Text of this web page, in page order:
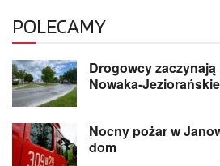
POLECAMY
Drogowcy
Nowaka-
Nocny pożar w
dom